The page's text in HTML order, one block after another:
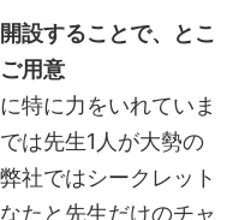
設することで、とこ
用意
特に力をいれていま
は先生1人が大勢の
社ではシークレット
たと先生だけのチャ